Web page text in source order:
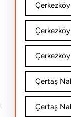
Çertaş
Çertaş